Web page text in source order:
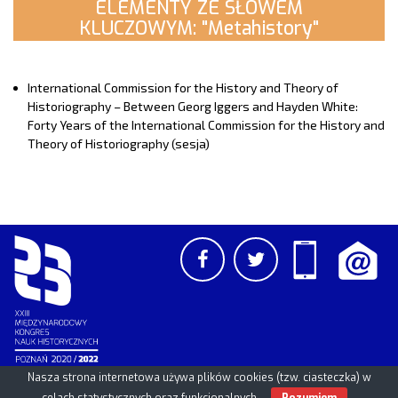
ELEMENTY ZE SŁOWEM
KLUCZOWYM: "Metahistory"
International Commission for the History and Theory of
Historiography – Between Georg Iggers and Hayden White:
Forty Years of the International Commission for the History and
Theory of Historiography (sesja)
UAM/PAN © 2026
Nasza strona internetowa używa plików cookies (tzw. ciasteczka) w